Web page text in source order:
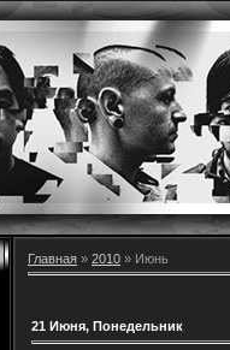
Главная » 2010 » Июнь
21 Июня, Понедельник